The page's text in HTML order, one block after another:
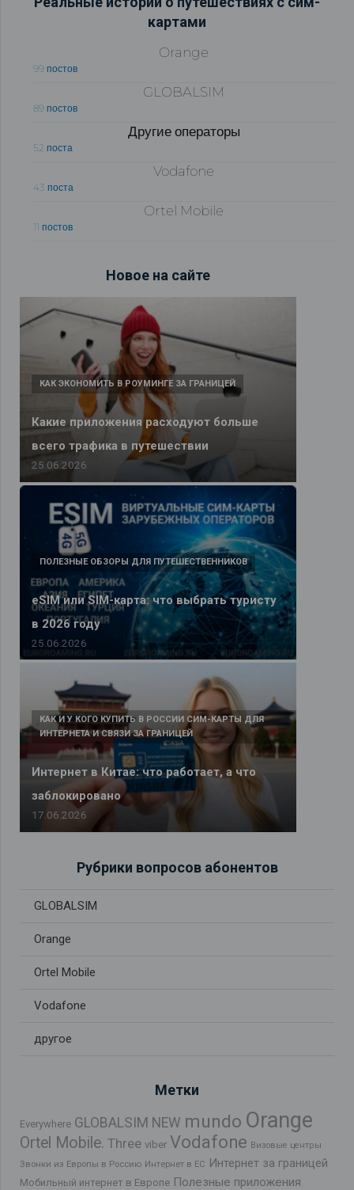
картами
Orange
99 постов
GLOBALSIM
89 постов
Другие операторы
52 поста
Vodafone
43 поста
Ortel Mobile
11 постов
Новое на сайте
Какие приложения расходуют больше
всего трафика в путешествии
КАК ЭКОНОМИТЬ В РОУМИНГЕ ЗА ГРАНИЦЕЙ
25.06.2026
eSIM или SIM-карта: что выбрать туристу
в 2026 году
ПОЛЕЗНЫЕ ОБЗОРЫ ДЛЯ ПУТЕШЕСТВЕННИКОВ
25.06.2026
Интернет в Китае: что работает, а что
заблокировано
КАК И У КОГО КУПИТЬ В РОССИИ СИМ-КАРТЫ ДЛЯ
ИНТЕРНЕТА И СВЯЗИ ЗА ГРАНИЦЕЙ
17.06.2026
Рубрики вопросов абонентов
GLOBALSIM
Orange
Ortel Mobile
Vodafone
другое
Метки
Everywhere GLOBALSIM NEW mundo Orange
Ortel Mobile. Three viber Vodafone Визовые центры
Звонки из Европы в Россию Интернет в ЕС Интернет за границей
Мобильный интернет в Европе Полезные приложения